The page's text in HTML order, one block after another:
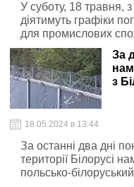
У суботу, 18 травня,
діятимуть графіки
для промислових
За
з
18.05.2024 в 13:44
За останні два дні
території Білорусі
польсько-